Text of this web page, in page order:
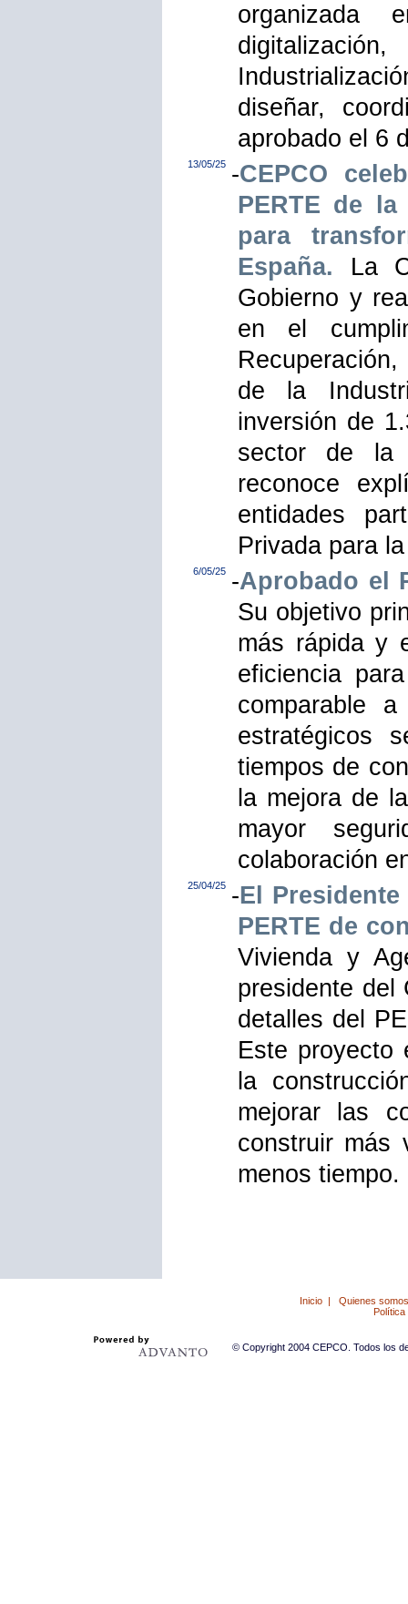
organizada
diseñar,
aprobado el 6
13/05/25 -CEPCO
PERTE de
para
España. La
Gobierno y
en el
de la
inversión de
sector de la
reconoce
entidades
Privada para
6/05/25 -Aprobado el
Su objetivo
más rápida y
eficiencia
comparable
estratégicos
tiempos de
la mejora de
mayor
colaboración
25/04/25 -El
PERTE de
Vivienda y
presidente del
detalles del
Este proyecto
la
mejorar las
construir más
menos tiempo.
Inicio | Quienes somos
Política
© Copyright 2004 CEPCO. Todos los